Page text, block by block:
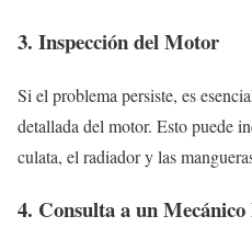
3. Inspección del Motor
Si el problema persiste, es
detallada del motor. Esto puede
culata, el radiador y las
4. Consulta a un Mecánico